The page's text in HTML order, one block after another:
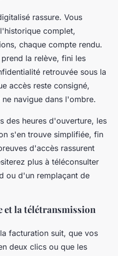
rassure. Vous
complet,
chaque compte rendu.
la relève, fini les
retrouvée sous la
accès reste consigné,
navigue dans l'ombre.
des heures d'ouverture, les
s'en trouve simplifiée, fin
d'accès rassurent
plus à téléconsulter
ou d'un remplaçant de
la télétransmission
facturation suit, que vos
deux clics ou que les